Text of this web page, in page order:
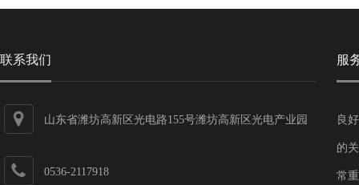
联系我们
山东省潍坊高新区光电路155号潍坊高新区光电产业园
0536-2117918
服
良
的
常